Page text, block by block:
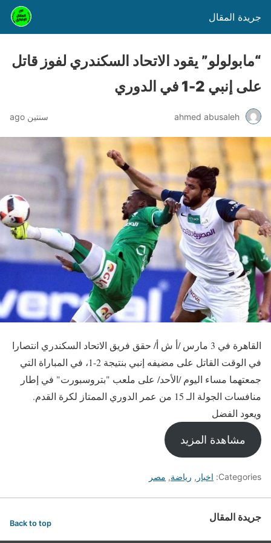
جريدة المقال
“مابولولو” يقود الاتحاد السكندري لفوز قاتل
على إنبي 2-1 في الدوري
ahmed abusaleh سنتين ago
القاهرة في 3 مارس /أ ش أ/ حقق فريق الاتحاد السكندري انتصارا
في الوقت القاتل على مضيفه إنبي بنتيجة 2-1، في المباراة التي
جمعتهما مساء اليوم /الأحد/ على ملعب "بتروسبورت" في إطار
منافسات الجولة الـ 15 من عمر الدوري الممتاز لكرة القدم.
ويعود الفضل
مشاهدة المزيد
Categories: اخبار , رياضة, مصر
جريدة المقال Back to top